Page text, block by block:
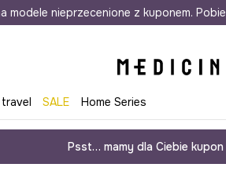
w 24h Darmowa dostawa
modele nieprzecenione z kuponem.
SALE Home Series
Psst… mamy dla Ciebie